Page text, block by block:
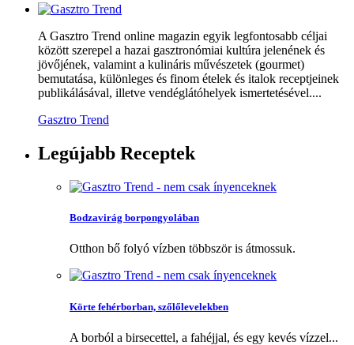
A Gasztro Trend online magazin egyik legfontosabb céljai
között szerepel a hazai gasztronómiai kultúra jelenének és
jövőjének, valamint a kulináris művészetek (gourmet)
bemutatása, különleges és finom ételek és italok receptjeinek
publikálásával, illetve vendéglátóhelyek ismertetésével....
Gasztro Trend
Legújabb Receptek
Bodzavirág borpongyolában
Otthon bő folyó vízben többször is átmossuk.
Körte fehérborban, szőlőlevelekben
A borból a birsecettel, a fahéjjal, és egy kevés vízzel...